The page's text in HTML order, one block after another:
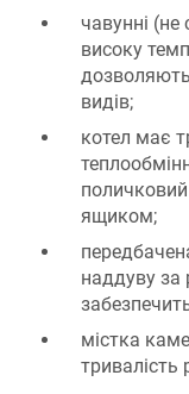
чавунні (не
високу
видів;
котел має
поличковий
ящиком;
наддуву за
містка
тривалість